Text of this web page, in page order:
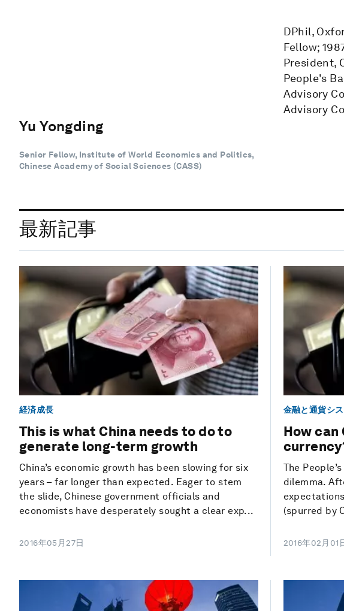
Yu Yongding
Senior Fellow, Institute of World Economics and Politics,
Chinese Academy of Social Sciences (CASS)
DPhil,
Fellow;
President,
People's
Advisory
Advisory
最新記事
経済成長
This is what China needs to do to
generate long-term growth
China’s economic growth has been slowing for six
years – far longer than expected. Eager to stem
the slide, Chinese government officials and
economists have desperately sought a clear exp...
2016年05月27日
金融と通貨シ
How
The
dilemma.
(spurred by
2016年02月01